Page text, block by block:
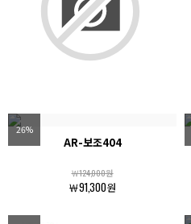
26%
AR-보조404
￦124,000원
￦91,300원